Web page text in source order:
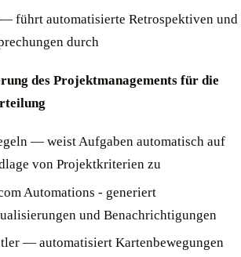
führt automatisierte Retrospektiven und
durch
des Projektmanagements für die
— weist Aufgaben automatisch auf
von Projektkriterien zu
Automations - generiert
und Benachrichtigungen
— automatisiert Kartenbewegungen